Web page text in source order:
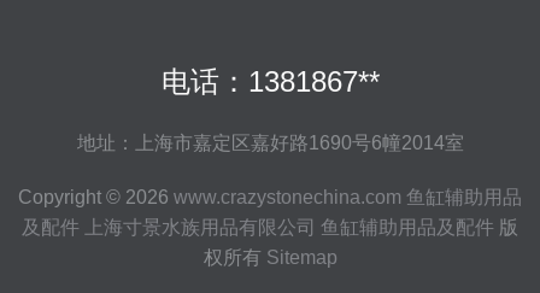
电话：1381867**
地址：上海市嘉定区嘉好路1690号6幢2014室
Copyright © 2026 www.crazystonechina.com 鱼缸辅助用品
及配件
上海寸景水族用品有限公司 鱼缸辅助用品及配件 版
权所有 Sitemap